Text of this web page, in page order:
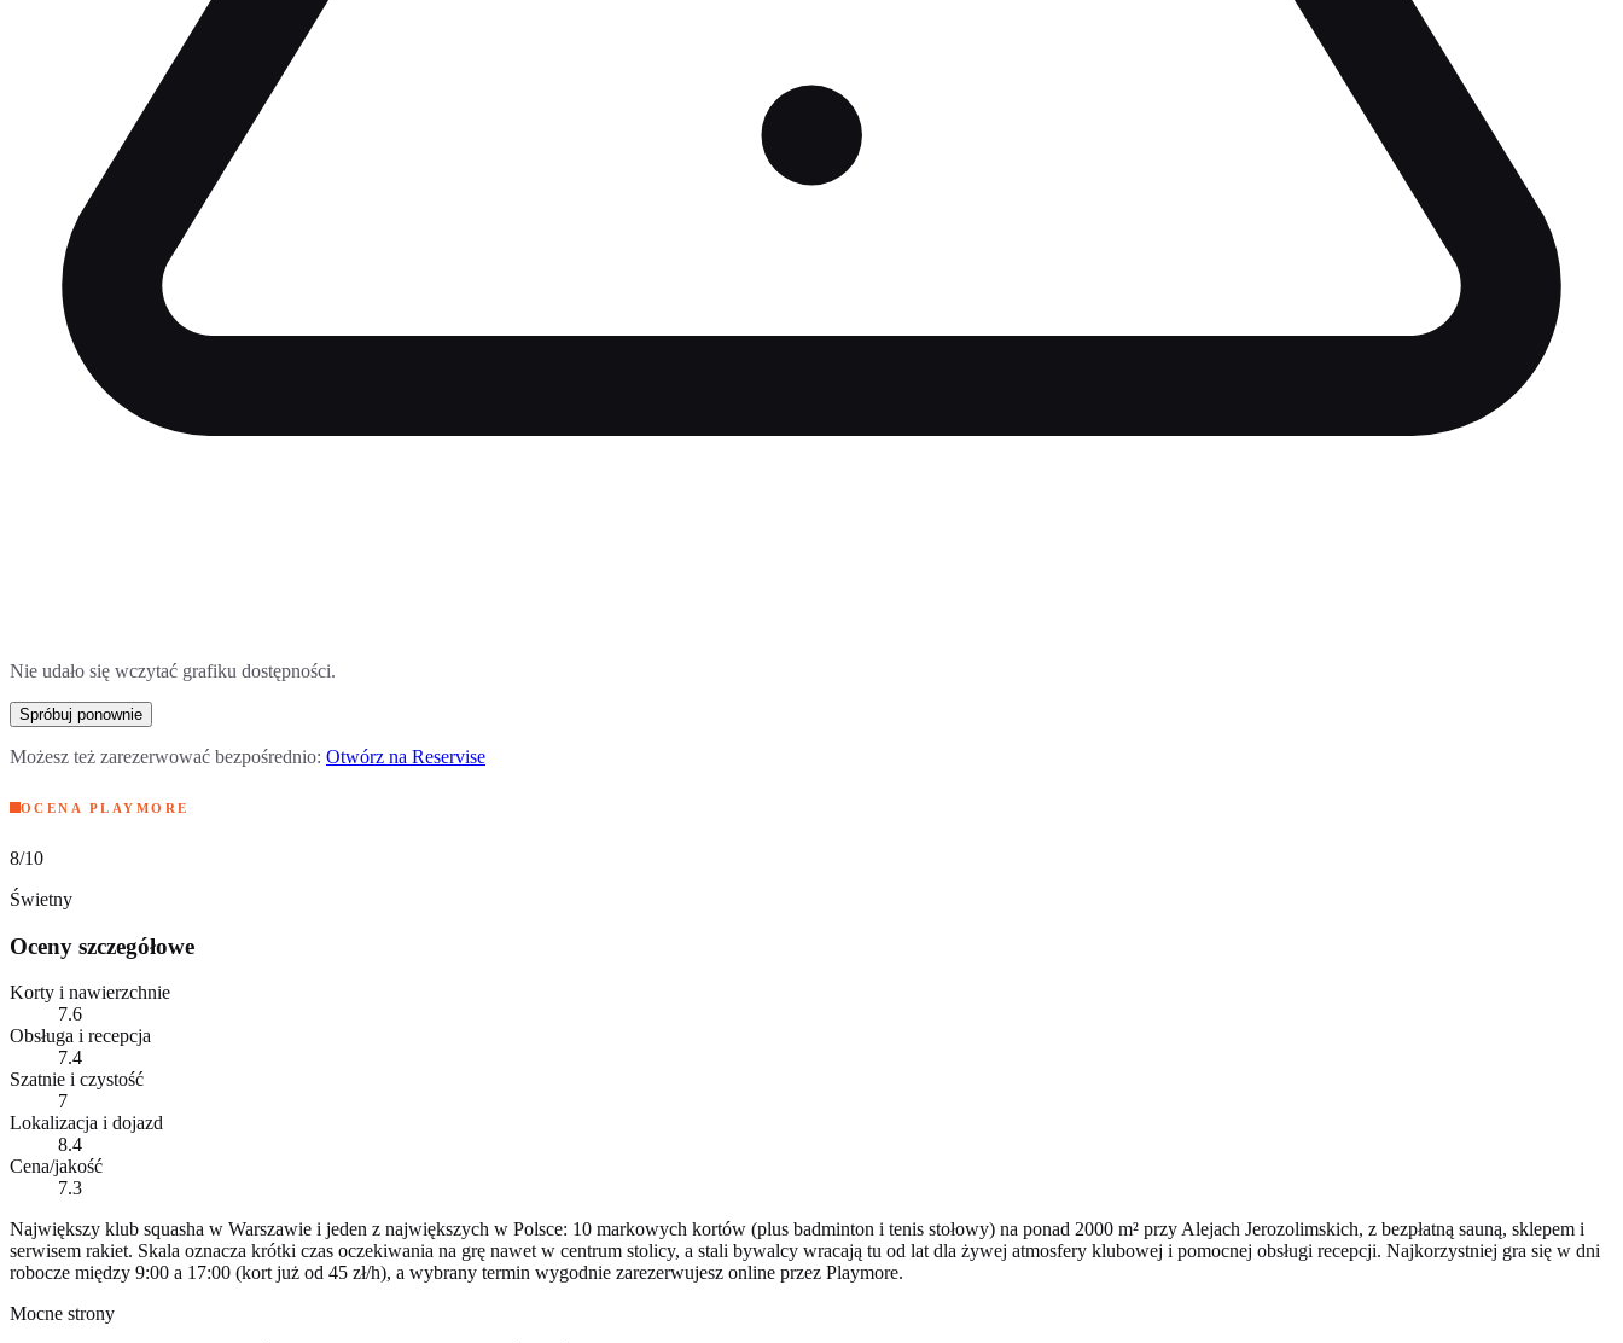
Nie udało się wczytać grafiku dostępności.
Spróbuj ponownie
Możesz też zarezerwować bezpośrednio: Otwórz na Reservise
OCENA PLAYMORE
8/10
Świetny
Oceny szczegółowe
Korty i nawierzchnie
7.6
Obsługa i recepcja
7.4
Szatnie i czystość
7
Lokalizacja i dojazd
8.4
Cena/jakość
7.3
Największy klub squasha w Warszawie i jeden z największych w Polsce: 10 markowych kortów (plus badminton i tenis stołowy) na ponad 2000 m² przy Alejach Jerozolimskich, z bezpłatną sauną, sklepem i
serwisem rakiet. Skala oznacza krótki czas oczekiwania na grę nawet w centrum stolicy, a stali bywalcy wracają tu od lat dla żywej atmosfery klubowej i pomocnej obsługi recepcji. Najkorzystniej gra się w dni
robocze między 9:00 a 17:00 (kort już od 45 zł/h), a wybrany termin wygodnie zarezerwujesz online przez Playmore.
Mocne strony